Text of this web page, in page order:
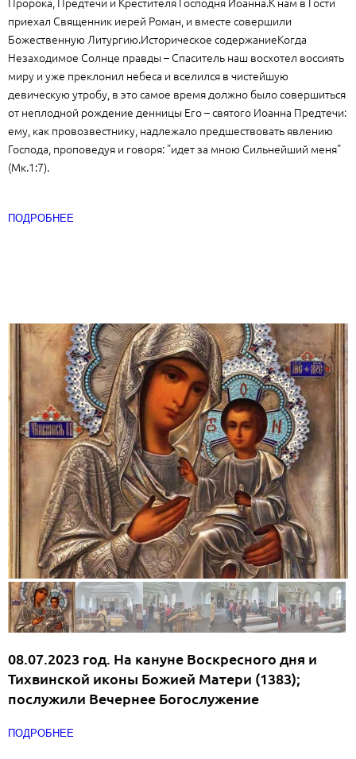
приехал Священник иерей Роман, и вместе совершили
Божественную Литургию.Историческое содержаниеКогда
Незаходимое Солнце правды – Спаситель наш восхотел воссиять
миру и уже преклонил небеса и вселился в чистейшую
девическую утробу, в это самое время должно было совершиться
от неплодной рождение денницы Его – святого Иоанна Предтечи:
ему, как провозвестнику, надлежало предшествовать явлению
Господа, проповедуя и говоря: "идет за мною Сильнейший меня"
(Мк.1:7).
ПОДРОБНЕЕ
08.07.2023 год. На кануне Воскресного дня и
Тихвинской иконы Божией Матери (1383);
послужили Вечернее Богослужение
ПОДРОБНЕЕ